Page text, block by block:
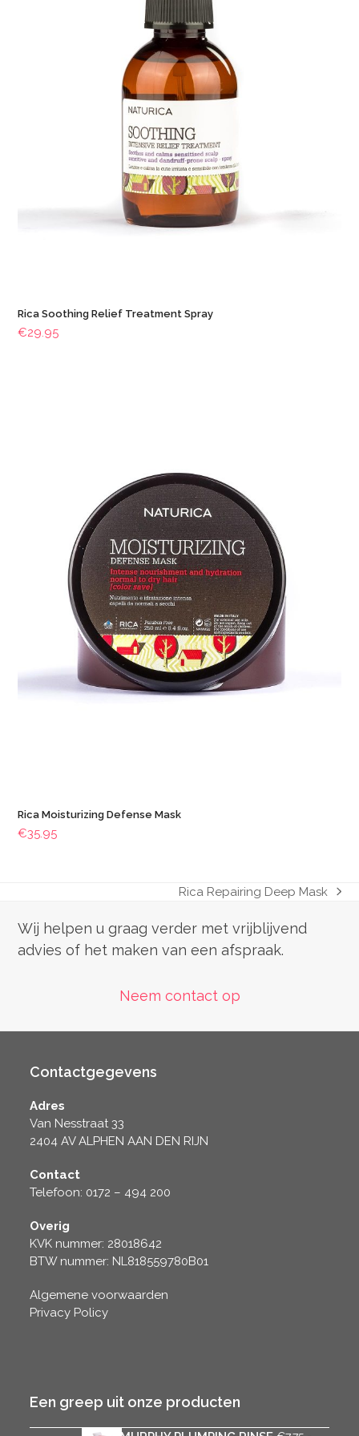
Rica Soothing Relief Treatment Spray
€29.95
Rica Moisturizing Defense Mask
€35.95
next
Rica Repairing Deep Mask
Wij helpen u graag verder met vrijblijvend
advies of het maken van een afspraak.
Neem contact op
Contactgegevens
Adres
Van Nesstraat 33
2404 AV ALPHEN AAN DEN RIJN
Contact
Telefoon: 0172 – 494 200
Overig
KVK nummer: 28018642
BTW nummer: NL818559780B01
Algemene voorwaarden
Privacy Policy
Een greep uit onze producten